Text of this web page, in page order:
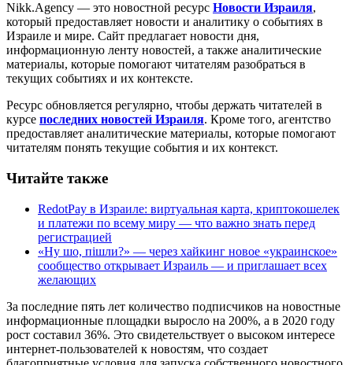
Nikk.Agency — это новостной ресурс Новости Израиля,
который предоставляет новости и аналитику о событиях в
Израиле и мире. Сайт предлагает новости дня,
информационную ленту новостей, а также аналитические
материалы, которые помогают читателям разобраться в
текущих событиях и их контексте.
Ресурс обновляется регулярно, чтобы держать читателей в
курсе последних новостей Израиля. Кроме того, агентство
предоставляет аналитические материалы, которые помогают
читателям понять текущие события и их контекст.
Читайте также
RedotPay в Израиле: виртуальная карта, криптокошелек
и платежи по всему миру — что важно знать перед
регистрацией
«Ну шо, пішли?» — через хайкинг новое «украинское»
сообщество открывает Израиль — и приглашает всех
желающих
За последние пять лет количество подписчиков на новостные
информационные площадки выросло на 200%, а в 2020 году
рост составил 36%. Это свидетельствует о высоком интересе
интернет-пользователей к новостям, что создает